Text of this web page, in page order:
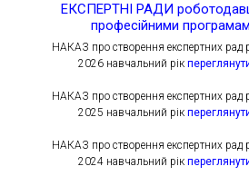
ЕКСПЕРТНІ РАДИ
професійними
НАКАЗ про створення експертних рад
2026 навчальний рік
НАКАЗ про створення експертних рад
2025 навчальний рік
НАКАЗ про створення експертних рад
2024 навчальний рік